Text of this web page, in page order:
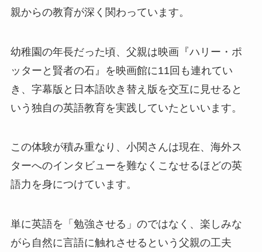
親からの教育が深く関わっています。
幼稚園の年長だった頃、父親は映画『ハリー・ポ
ッターと賢者の石』を映画館に11回も連れてい
き、字幕版と日本語吹き替え版を交互に見せると
いう独自の英語教育を実践していたといいます。
この体験が積み重なり、小関さんは現在、海外ス
ターへのインタビューを難なくこなせるほどの英
語力を身につけています。
単に英語を「勉強させる」のではなく、楽しみな
がら自然に言語に触れさせるという父親の工夫